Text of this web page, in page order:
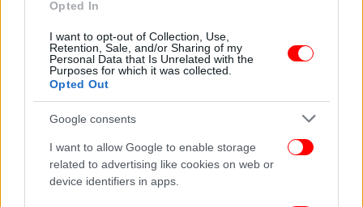
Opted In
I want to opt-out of Collection, Use,
Retention, Sale, and/or Sharing of my
Personal Data that Is Unrelated with the
Purposes for which it was collected.
Opted Out
Google consents
I want to allow Google to enable storage
related to advertising like cookies on web or
device identifiers in apps.
ΕΛΛΑΔΑ 13/09/2012 11:02
Νational Geographic: Οι επιστήμονες ψάχνουν
πότε θα γίνει η επόμενη έκρηξη στο ηφαίστειο
της Σαντορίνης